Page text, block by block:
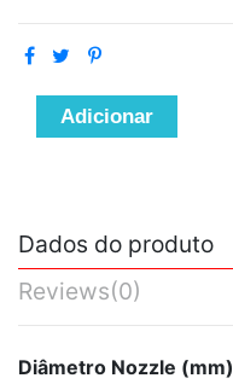
Adicionar
Dados do produto
Reviews(0)
Diâmetro Nozzle (mm)